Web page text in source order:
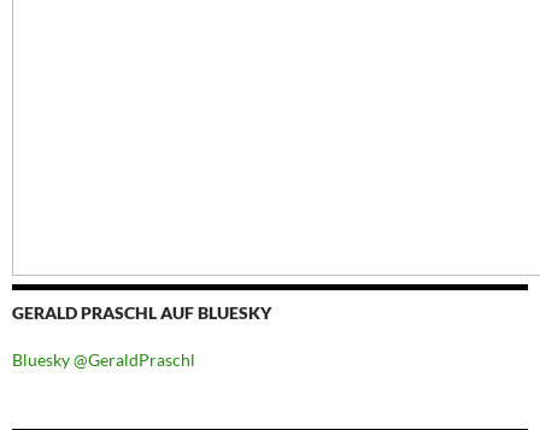
GERALD PRASCHL AUF BLUESKY
Bluesky @GeraldPraschl